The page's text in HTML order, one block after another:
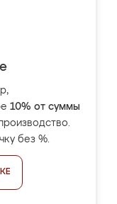
10% от суммы
без %.